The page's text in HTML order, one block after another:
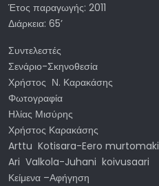
Έτος παραγωγής: 2011
Διάρκεια: 65’
Συντελεστές
Σενάριο-Σκηνοθεσία
Χρήστος Ν. Καρακάσης
Φωτογραφία
Ηλίας Μισύρης
Χρήστος Καρακάσης
Arttu Kotisara-Eero murtomaki
Ari Valkola-Juhani koivusaari
Κείμενα –Αφήγηση